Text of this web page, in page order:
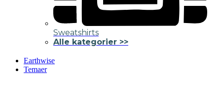
Sweatshirts
Alle kategorier >>
Earthwise
Temaer